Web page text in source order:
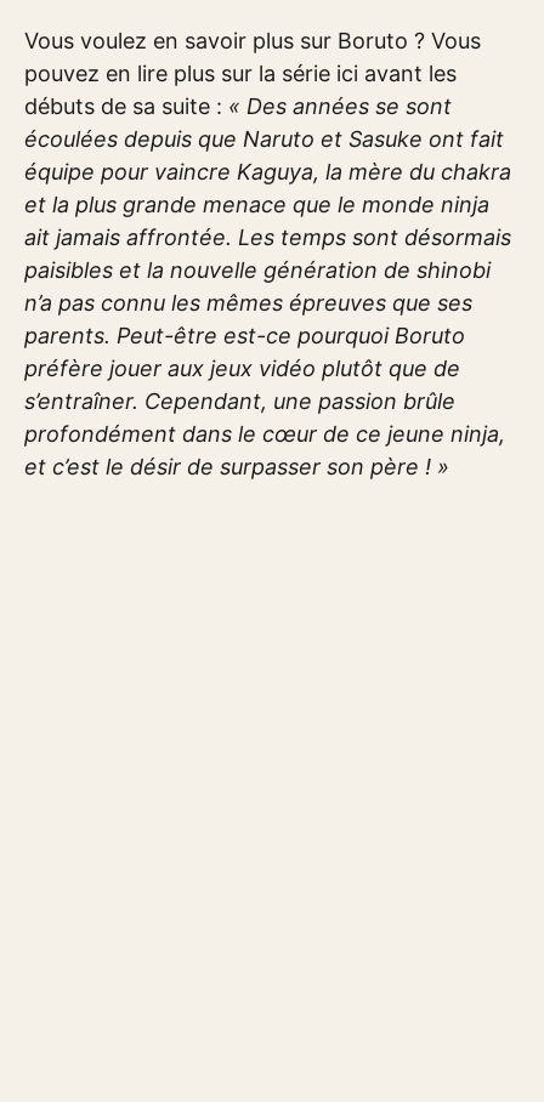
Vous voulez en savoir plus sur Boruto ? Vous
pouvez en lire plus sur la série ici avant les
débuts de sa suite : « Des années se sont
écoulées depuis que Naruto et Sasuke ont fait
équipe pour vaincre Kaguya, la mère du chakra
et la plus grande menace que le monde ninja
ait jamais affrontée. Les temps sont désormais
paisibles et la nouvelle génération de shinobi
n’a pas connu les mêmes épreuves que ses
parents. Peut-être est-ce pourquoi Boruto
préfère jouer aux jeux vidéo plutôt que de
s’entraîner. Cependant, une passion brûle
profondément dans le cœur de ce jeune ninja,
et c’est le désir de surpasser son père ! »